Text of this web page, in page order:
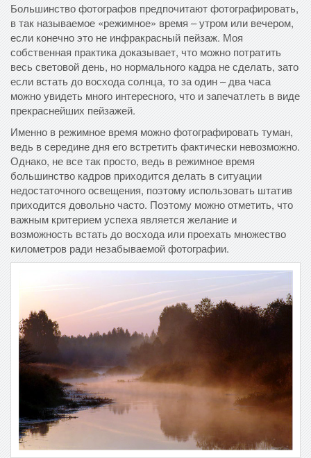
Большинство фотографов предпочитают фотографировать,
в так называемое «режимное» время – утром или вечером,
если конечно это не инфракрасный пейзаж. Моя
собственная практика доказывает, что можно потратить
весь световой день, но нормального кадра не сделать, зато
если встать до восхода солнца, то за один – два часа
можно увидеть много интересного, что и запечатлеть в виде
прекраснейших пейзажей.
Именно в режимное время можно фотографировать туман,
ведь в середине дня его встретить фактически невозможно.
Однако, не все так просто, ведь в режимное время
большинство кадров приходится делать в ситуации
недостаточного освещения, поэтому использовать штатив
приходится довольно часто. Поэтому можно отметить, что
важным критерием успеха является желание и
возможность встать до восхода или проехать множество
километров ради незабываемой фотографии.